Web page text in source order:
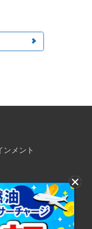
ンメント